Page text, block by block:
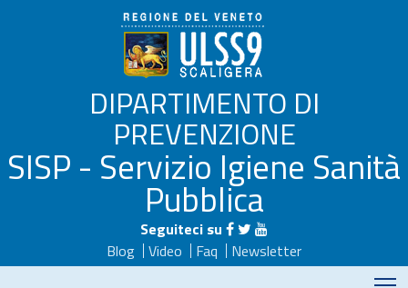
DIPARTIMENTO DI
PREVENZIONE
SISP - Servizio Igiene Sanità
Pubblica
Seguiteci su
Blog
Video Faq
Newsletter